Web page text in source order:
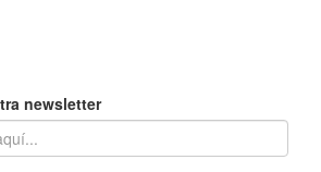
newsletter